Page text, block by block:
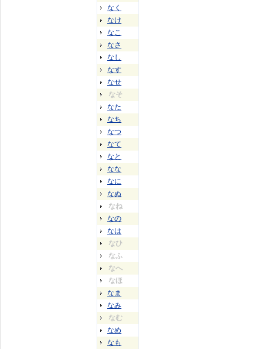
なく
なけ
なこ
なさ
なし
なす
なせ
なそ
なた
なち
なつ
なて
なと
なな
なに
なぬ
なね
なの
なは
なひ
なふ
なへ
なほ
なま
なみ
なむ
なめ
なも